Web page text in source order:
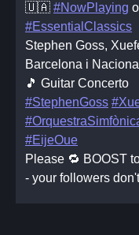
🇺🇦 #NowPlaying
#EssentialClassics
Stephen Goss,
Barcelona i
🎵 Guitar Concerto
#StephenGoss
#EijeOue
Please 🔁 BOOST
- your followers